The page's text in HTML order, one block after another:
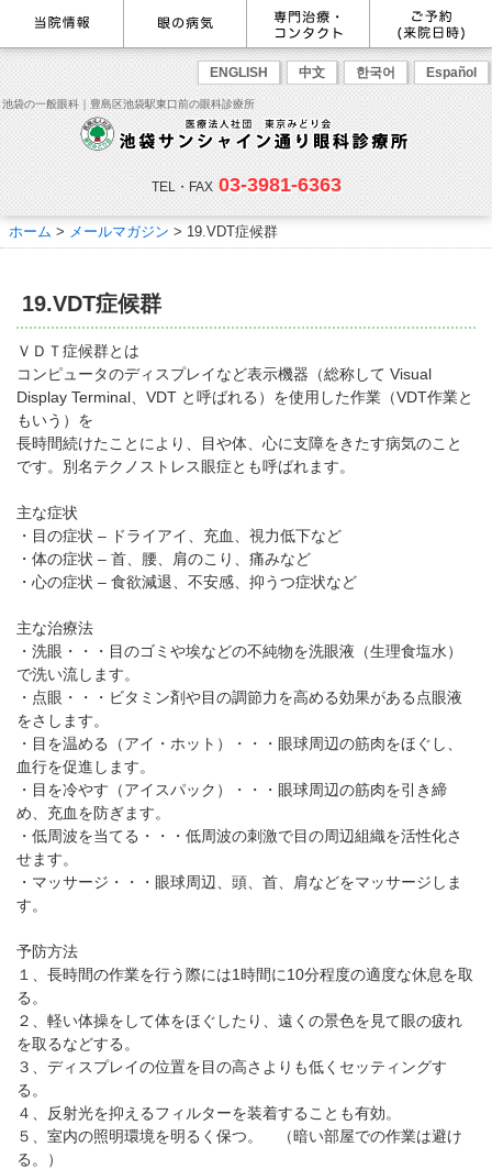
ENGLISH 中文 한국어 Español
池袋の一般眼科｜豊島区池袋駅東口前の眼科診療所
TEL・FAX 03-3981-6363
最新情報
感染症予防のための衛生環境整
備の取り組み
医師のご紹介
当院勤務医師のご紹介 ごあいさつ
院内の様子・設備
院内の様子 検査･治療･手術機器
診療のご案内・アクセス
アクセス
い
診察の流れ
リンク
よくある質問
診療報酬に関する院内掲示
メールマガジン
リクルート
眼の病気を調べる
病名から探す
症状から探す
目の構造から探す
主な眼科疾患
緑内障 網膜疾患
眼精疲労
ドライアイ
ものもらい
花粉症
白内障
アレルギー性結膜炎
コンタクトレンズ診
学校近視について
点眼液・眼軟膏について
眼科専門治療・特設ページ
緑内障専門治療ページ
角膜疾患専門治療ページ
ドライアイ専門治療ページ
網膜・硝子体専門治療ページ
黄斑疾患専門治療ページ
ぶどう膜炎専門治療ページ
白内障専門治療ページ
花粉症専門ページ
眼形成診療ページ
コンタクトレンズ診療
抗VEGF抗体療法
ボツリヌス療法
東口眼科医院)
コンタクトレンズ診療
コンタクトレンズの種類と特徴
しばらく眼科受診していない方
へ
初めてコンタクトレンズを使う
方へ
WEB予約(来院日時の設定)
一般眼科診療を予約
コンタクトレンズ診療を予約
緑内障専門治療を予約
角膜専門治療を予約
ドライアイ専門治療を予約
網膜・硝子体専門治療を予約
白内障専門治療を予約
白内障手術公開講座を予約
黄斑専門治療を予約
予約をキャンセルする
ご予約
ホーム > メールマガジン > 19.VDT症候群
19.VDT症候群
ＶＤＴ症候群とは
コンピュータのディスプレイなど表示機器（総称して Visual
Display Terminal、VDT と呼ばれる）を使用した作業（VDT作業と
もいう）を
長時間続けたことにより、目や体、心に支障をきたす病気のこと
です。別名テクノストレス眼症とも呼ばれます。
主な症状
・目の症状 – ドライアイ、充血、視力低下など
・体の症状 – 首、腰、肩のこり、痛みなど
・心の症状 – 食欲減退、不安感、抑うつ症状など
主な治療法
・洗眼・・・目のゴミや埃などの不純物を洗眼液（生理食塩水）
で洗い流します。
・点眼・・・ビタミン剤や目の調節力を高める効果がある点眼液
をさします。
・目を温める（アイ・ホット）・・・眼球周辺の筋肉をほぐし、
血行を促進します。
・目を冷やす（アイスパック）・・・眼球周辺の筋肉を引き締
め、充血を防ぎます。
・低周波を当てる・・・低周波の刺激で目の周辺組織を活性化さ
せます。
・マッサージ・・・眼球周辺、頭、首、肩などをマッサージしま
す。
予防方法
１、長時間の作業を行う際には1時間に10分程度の適度な休息を取
る。
２、軽い体操をして体をほぐしたり、遠くの景色を見て眼の疲れ
を取るなどする。
３、ディスプレイの位置を目の高さよりも低くセッティングす
る。
４、反射光を抑えるフィルターを装着することも有効。
５、室内の照明環境を明るく保つ。 （暗い部屋での作業は避け
る。）